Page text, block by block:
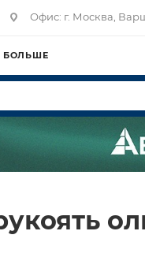
Офис: г. Москва,
БОЛЬШЕ